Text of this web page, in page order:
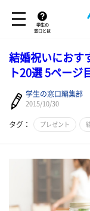
学生の
窓口とは
結婚祝いにおす
ト20選 5ページ
学生の窓口編集部
2015/10/30
タグ： プレゼント